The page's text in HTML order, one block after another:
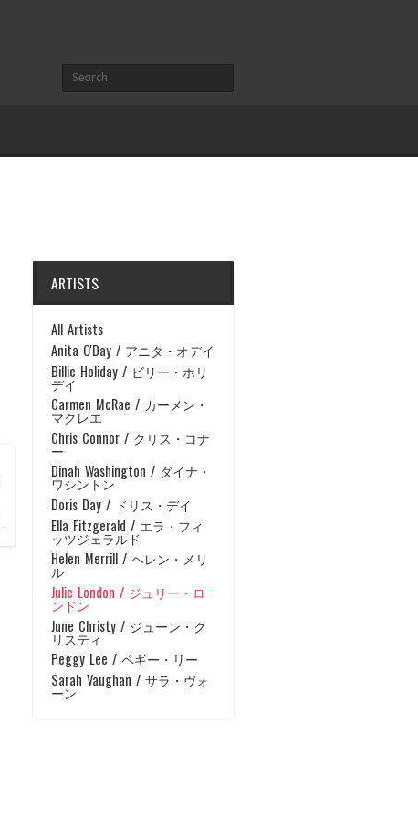
ARTISTS
All Artists
Anita O'Day / アニタ・オデイ
Billie Holiday / ビリー・ホリ
デイ
Carmen McRae / カーメン・
マクレエ
Chris Connor / クリス・コナ
ー
Dinah Washington / ダイナ・
ワシントン
Doris Day / ドリス・デイ
Ella Fitzgerald / エラ・フィ
ッツジェラルド
Helen Merrill / ヘレン・メリ
ル
Julie London / ジュリー・ロ
ンドン
June Christy / ジューン・ク
リスティ
Peggy Lee / ペギー・リー
Sarah Vaughan / サラ・ヴォ
ーン